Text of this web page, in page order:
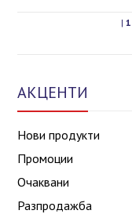
| 1
АКЦЕНТИ
Нови продукти
Промоции
Очаквани
Разпродажба